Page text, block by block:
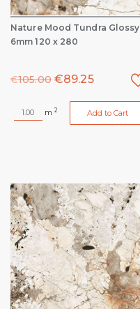
Nature Mood Tundra Glossy
6mm 120 x 280
€105.00 €89.25
m 2 Add to Cart